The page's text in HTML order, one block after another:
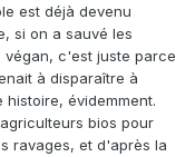
est déjà devenu
si on a sauvé les
c'est juste parce
à disparaître à
évidemment.
bios pour
ravages, et d'après la